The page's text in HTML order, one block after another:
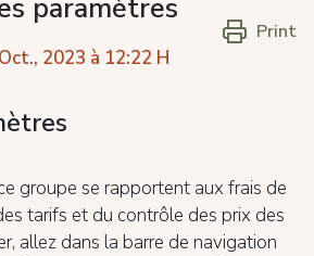
paramètres
2023 à 12:22 H
Print
groupe se rapportent aux frais de
tarifs et du contrôle des prix des
allez dans la barre de navigation